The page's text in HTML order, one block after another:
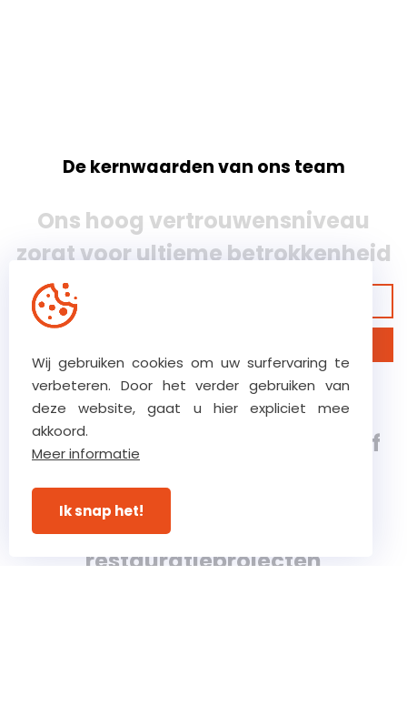
De kernwaarden van ons team
Ons hoog vertrouwensniveau
zorgt voor ultieme betrokkenheid
Verstraete.team, een 5e
generatie, klasse 8 bouwbedrijf
gespecialiseerd in complexe
bouw-, renovatie- en
restauratieprojecten
Wij gebruiken cookies om uw surfervaring te
verbeteren. Door het verder gebruiken van
deze website, gaat u hier expliciet mee
akkoord.
Meer informatie
Ik snap het!